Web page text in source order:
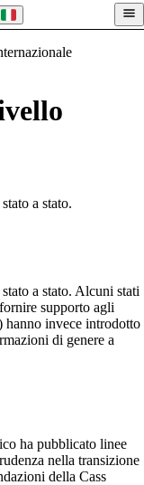
a stato.
a stato. Alcuni stati
supporto agli
hanno invece introdotto
di genere a
ha pubblicato linee
nella transizione
della Cass